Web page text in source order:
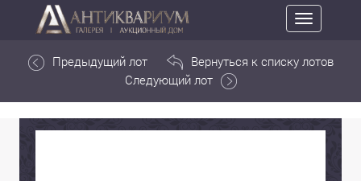
Toggle
navigation
Предыдущий лот
Вернуться к списку лотов
Следующий лот